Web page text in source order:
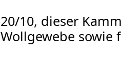
20/10, dieser
Wollgewebe sowie